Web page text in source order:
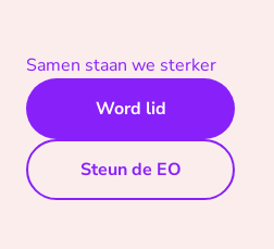
Samen staan we sterker
Word lid
Steun de EO